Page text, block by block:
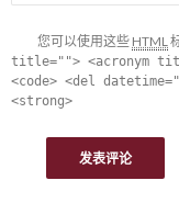
您可以使用这些 HTML
title=""> <acronym
<code> <del
<strong>